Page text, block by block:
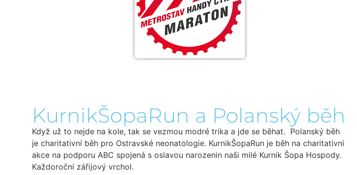
KurnikŠopaRun a Polanský běh
Když už to nejde na kole, tak se vezmou modré trika a jde se běhat. Polanský běh
je charitativní běh pro Ostravské neonatologie. KurnikŠopaRun je běh na charitativní
akce na podporu ABC spojená s oslavou narozenin naši milé Kurnik Šopa Hospody.
Každoroční zářijový vrchol.